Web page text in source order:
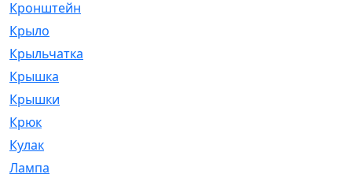
Кронштейн
Крыло
Крыльчатка
Крышка
Крышки
Крюк
Кулак
Лампа